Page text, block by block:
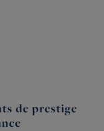
de prestige